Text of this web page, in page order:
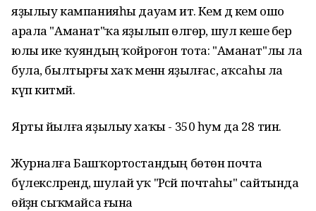
яҙылыу кампанияһы дауам итә. Кем дә кем ошо
арала "Аманат"ҡа яҙылып өлгөрә, шул кеше бер
юлы ике ҡуяндың ҡойроғон тота: "Аманат"лы ла
була, былтырғы хаҡ менән яҙылғас, аҡсаһы ла
күп китмәй.
Ярты йылға яҙылыу хаҡы - 350 һум да 28 тин.
Журналға Башҡортостандың бөтөн почта
бүлексәләрендә, шулай уҡ "Рәсәй почтаһы" сайтында
өйҙән сыҡмайса ғына